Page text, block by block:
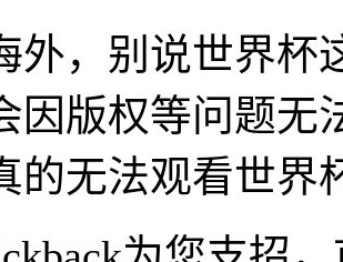
，别说世界杯
因版权等问题无
的无法观看世界